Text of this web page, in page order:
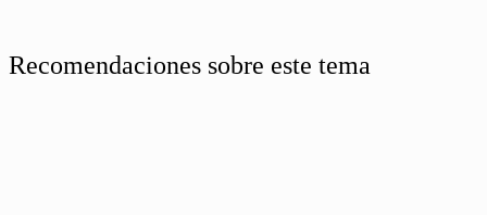
Recomendaciones sobre este tema